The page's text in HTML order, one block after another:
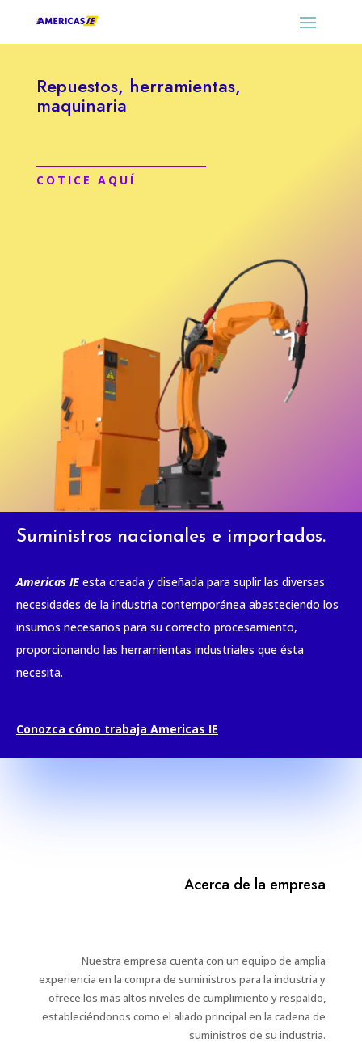
Repuestos, herramientas,
maquinaria
COTICE AQUÍ
Suministros nacionales e importados.
Americas IE esta creada y diseñada para suplir las diversas
necesidades de la industria contemporánea abasteciendo los
insumos necesarios para su correcto procesamiento,
proporcionando las herramientas industriales que ésta
necesita.
Conozca cómo trabaja Americas IE
Acerca de la empresa
Nuestra empresa cuenta con un equipo de amplia
experiencia en la compra de suministros para la industria y
ofrece los más altos niveles de cumplimiento y respaldo,
estableciéndonos como el aliado principal en la cadena de
suministros de su industria.